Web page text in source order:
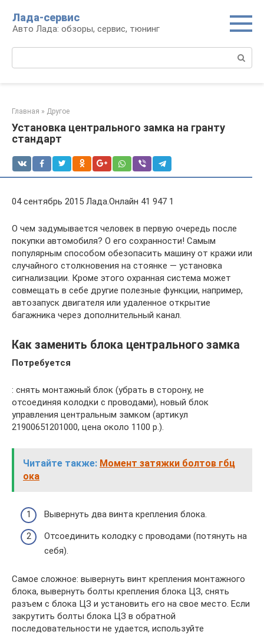
контенту
Лада-сервис
Авто Лада: обзоры, сервис, тюнинг
Главная » Другое
Установка центрального замка на гранту
стандарт
04 сентябрь 2015 Лада.Онлайн 41 947 1
О чем задумывается человек в первую очередь после
покупки автомобиля? О его сохранности! Самым
популярным способом обезопасить машину от кражи или
случайного столкновения на стоянке — установка
сигнализации. Кроме этого охранная система может
совмещать в себе другие полезные функции, например,
автозапуск двигателя или удаленное открытие
багажника через дополнительный канал.
Как заменить блока центрального замка
Потребуется
: снять монтажный блок (убрать в сторону, не
отсоединяя колодки с проводами), новый блок
управления центральным замком (артикул
21900651201000, цена около 1100 р.).
Читайте также: Момент затяжки болтов гбц
ока
Вывернуть два винта крепления блока.
Отсоединить колодку с проводами (потянуть на
себя).
Самое сложное: вывернуть винт крепления монтажного
блока, вывернуть болты крепления блока ЦЗ, снять
разъем с блока ЦЗ и установить его на свое место. Если
закрутить болты блока ЦЗ в обратной
последовательности не удается, используйте